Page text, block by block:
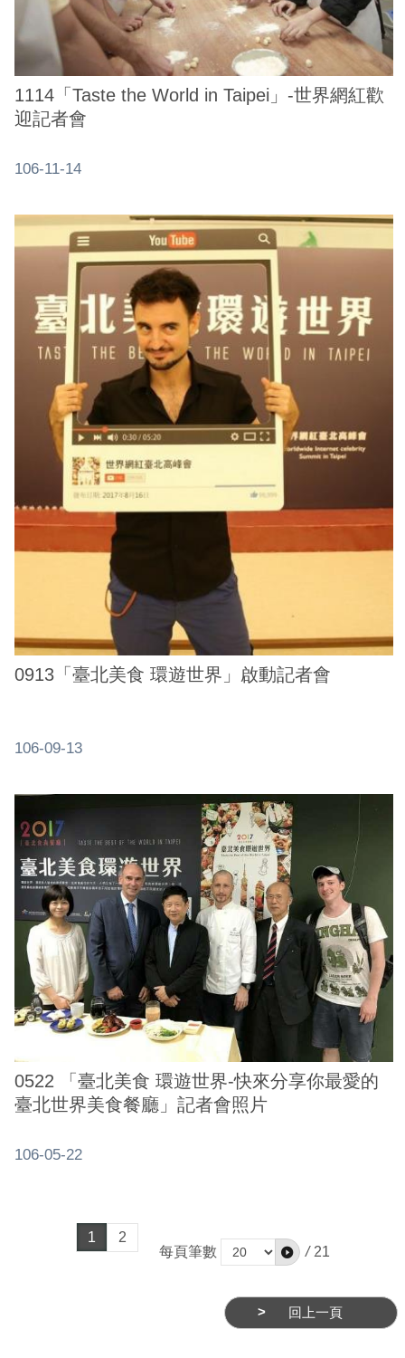
1114「Taste the World in Taipei」-世界網紅歡
迎記者會
106-11-14
0913「臺北美食 環遊世界」啟動記者會
106-09-13
0522 「臺北美食 環遊世界-快來分享你最愛的
臺北世界美食餐廳」記者會照片
106-05-22
1
2
每頁筆數
/ 21
回上一頁